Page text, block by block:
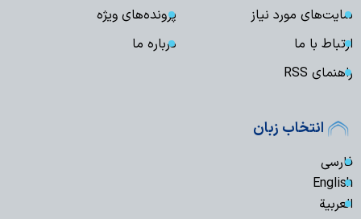
سایت‌های مورد نیاز
پرونده‌های ویژه
ارتباط با ما
درباره ما
راهنمای RSS
انتخاب زبان
فارسی
English
العربیة